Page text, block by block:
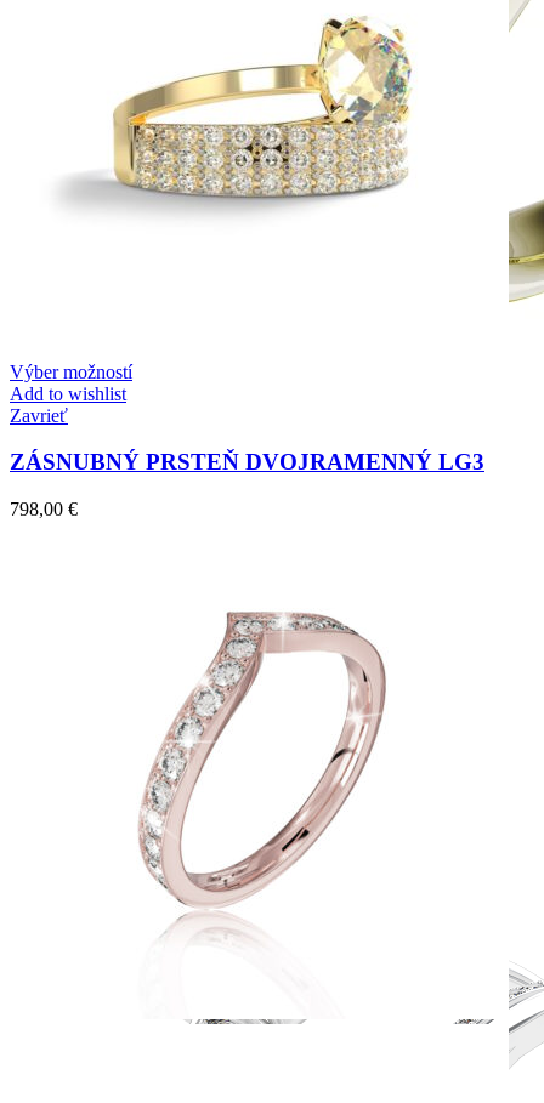
Zásnubné prstne z kolekcie Crown Beauty.
Výber možností
Add to wishlist
Zavrieť
ZÁSNUBNÝ PRSTEŇ DVOJRAMENNÝ LG3
798,00 €